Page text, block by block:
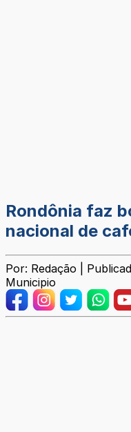
Rondônia faz
nacional de
Por: Redação |
Municipio